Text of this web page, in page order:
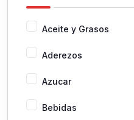
Aceite y Grasos
Aderezos
Azucar
Bebidas